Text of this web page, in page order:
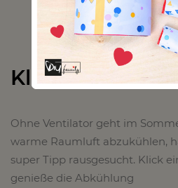
Klimaanlage
Ohne Ventilator geht im
warme Raumluft abzukühlen,
super Tipp rausgesucht. Klick
genieße die Abkühlung